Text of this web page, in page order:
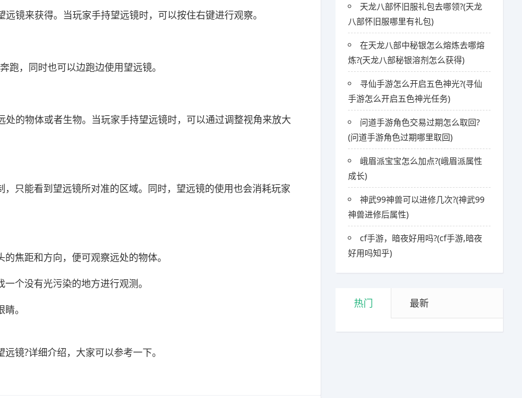
镜来获得。当玩家手持望远镜时，可以按住右键进行观察。
，同时也可以边跑边使用望远镜。
的物体或者生物。当玩家手持望远镜时，可以通过调整视角来放大
只能看到望远镜所对准的区域。同时，望远镜的使用也会消耗玩家
焦距和方向，便可观察远处的物体。
个没有光污染的地方进行观测。
。
镜?详细介绍，大家可以参考一下。
天龙八部怀旧服礼包去哪领?(天龙
八部怀旧服哪里有礼包)
在天龙八部中秘银怎么熔炼去哪熔
炼?(天龙八部秘银溶剂怎么获得)
寻仙手游怎么开启五色神光?(寻仙
手游怎么开启五色神光任务)
问道手游角色交易过期怎么取回?
(问道手游角色过期哪里取回)
峨眉派宝宝怎么加点?(峨眉派属性
成长)
神武99神兽可以进修几次?(神武99
神兽进修后属性)
cf手游，暗夜好用吗?(cf手游,暗夜
好用吗知乎)
热门 最新